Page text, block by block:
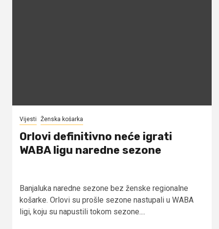
Vijesti Ženska košarka
Orlovi definitivno neće igrati
WABA ligu naredne sezone
Banjaluka naredne sezone bez ženske regionalne
košarke. Orlovi su prošle sezone nastupali u WABA
ligi, koju su napustili tokom sezone....